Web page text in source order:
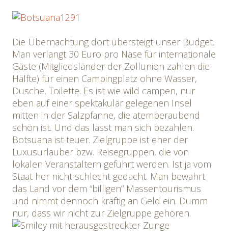
Die Übernachtung dort übersteigt unser Budget.
Man verlangt 30 Euro pro Nase für internationale
Gäste (Mitgliedsländer der Zollunion zahlen die
Hälfte) für einen Campingplatz ohne Wasser,
Dusche, Toilette. Es ist wie wild campen, nur
eben auf einer spektakulär gelegenen Insel
mitten in der Salzpfanne, die atemberaubend
schön ist. Und das lässt man sich bezahlen.
Botsuana ist teuer. Zielgruppe ist eher der
Luxusurlauber bzw. Reisegruppen, die von
lokalen Veranstaltern geführt werden. Ist ja vom
Staat her nicht schlecht gedacht. Man bewahrt
das Land vor dem “billigen” Massentourismus
und nimmt dennoch kräftig an Geld ein. Dumm
nur, dass wir nicht zur Zielgruppe gehören.